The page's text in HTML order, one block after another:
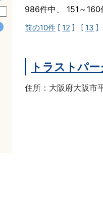
986件中、 151～
前の10件 [ 12 ] [ 13 ]
トラストパ
住所：大阪府大阪市